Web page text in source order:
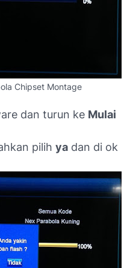
Chipset Montage
dan turun ke Mulai
pilih ya dan di ok